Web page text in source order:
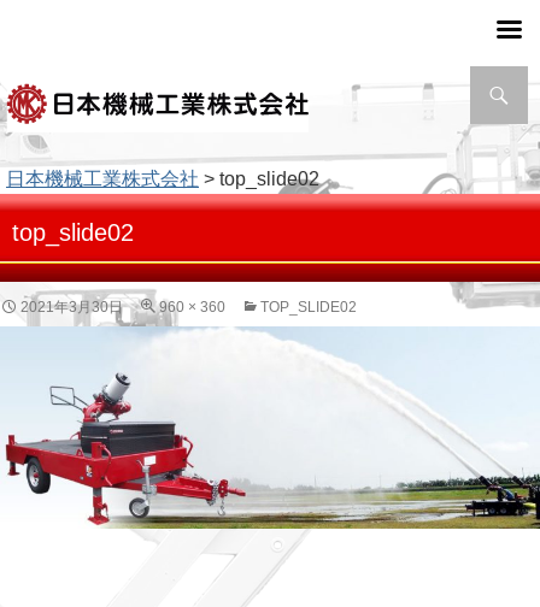
索
日本機械工業株式会社 > top_slide02
top_slide02
2021年3月30日 960 × 360 TOP_SLIDE02